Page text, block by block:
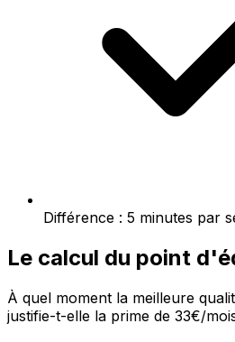
Différence : 5 minutes par
Le calcul du point
À quel moment la meilleure
justifie-t-elle la prime de 33€/